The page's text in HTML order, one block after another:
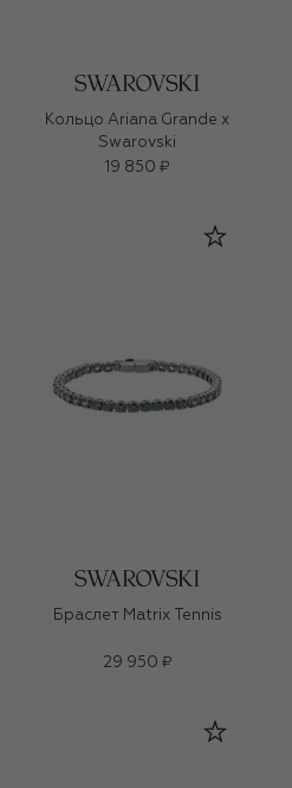
Кольцо Ariana Grande x
Swarovski
19 850 ₽
Браслет Matrix Tennis
29 950 ₽